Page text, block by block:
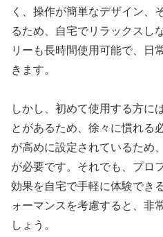
く、操作が簡単なデザイン、
るため、自宅でリラックスし
リーも長時間使用可能で、日
きます。
しかし、初めて使用する方に
とがあるため、徐々に慣れる
が高めに設定されているため
が必要です。それでも、プロ
効果を自宅で手軽に体験でき
ォーマンスを考慮すると、非
しょう。